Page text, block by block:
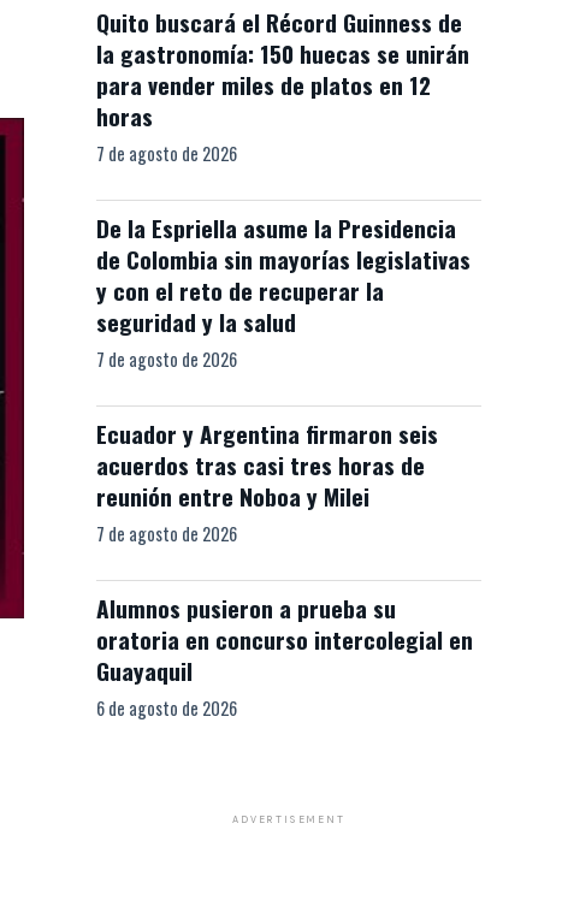
Quito buscará el Récord Guinness de
la gastronomía: 150 huecas se unirán
para vender miles de platos en 12
horas
7 de agosto de 2026
De la Espriella asume la Presidencia
de Colombia sin mayorías legislativas
y con el reto de recuperar la
seguridad y la salud
7 de agosto de 2026
Ecuador y Argentina firmaron seis
acuerdos tras casi tres horas de
reunión entre Noboa y Milei
7 de agosto de 2026
Alumnos pusieron a prueba su
oratoria en concurso intercolegial en
Guayaquil
6 de agosto de 2026
ADVERTISEMENT